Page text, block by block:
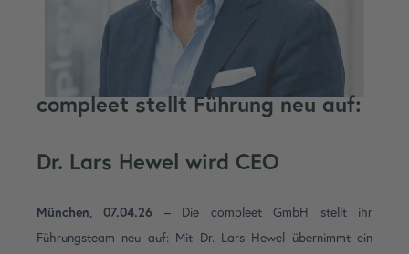
compleet stellt Führung neu auf:
Dr. Lars Hewel wird CEO
München, 07.04.26 –
Die compleet GmbH stellt ihr
Führungsteam neu auf: Mit Dr. Lars Hewel übernimmt ein